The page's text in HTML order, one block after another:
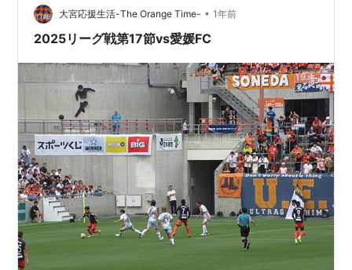
大宮応援生活-The Orange Time- • 1年前
2025リーグ戦第17節vs愛媛FC